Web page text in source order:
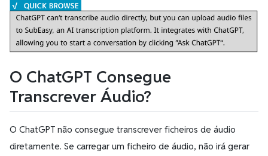
O ChatGPT Consegue
Transcrever Áudio?
O ChatGPT não consegue transcrever ficheiros de áudio
diretamente. Se carregar um ficheiro de áudio, não irá gerar